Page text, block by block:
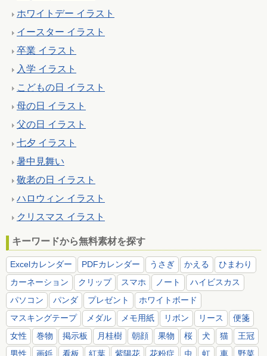
ホワイトデー イラスト
イースター イラスト
卒業 イラスト
入学 イラスト
こどもの日 イラスト
母の日 イラスト
父の日 イラスト
七夕 イラスト
暑中見舞い
敬老の日 イラスト
ハロウィン イラスト
クリスマス イラスト
キーワードから無料素材を探す
Excelカレンダー PDFカレンダー うさぎ かえる
ひまわり
カーネーション
クリップ スマホ ノート
ハイビスカス
パソコン
パンダ プレゼント
ホワイトボード
マスキングテープ
メダル メモ用紙 リボン リース
便箋
女性
巻物 掲示板 月桂樹 朝顔 果物 桜 犬 猫
王冠
男性
画鋲 看板 紅葉 紫陽花 花粉症 虫 虹 車 野菜